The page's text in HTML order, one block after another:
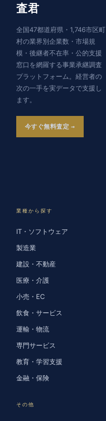
査君
全国47都道府県・1,746市区町
村の業界別企業数・市場規
模・後継者不在率・公的支援
窓口を網羅する事業承継調査
プラットフォーム。経営者の
次の一手を実データで支援し
ます。
今すぐ無料査定
業種から探す
IT・ソフトウェア
製造業
建設・不動産
医療・介護
小売・EC
飲食・サービス
運輸・物流
専門サービス
教育・学習支援
金融・保険
その他